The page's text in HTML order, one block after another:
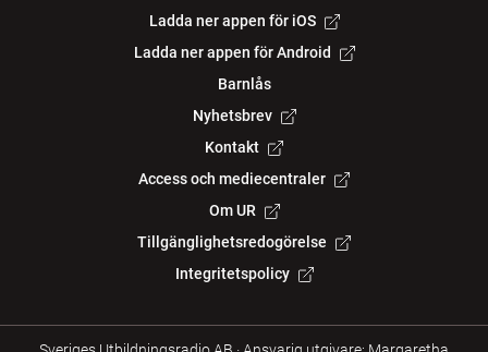
Ladda ner appen för iOS
Ladda ner appen för Android
Barnlås
Nyhetsbrev
Kontakt
Access och mediecentraler
Om UR
Tillgänglighetsredogörelse
Integritetspolicy